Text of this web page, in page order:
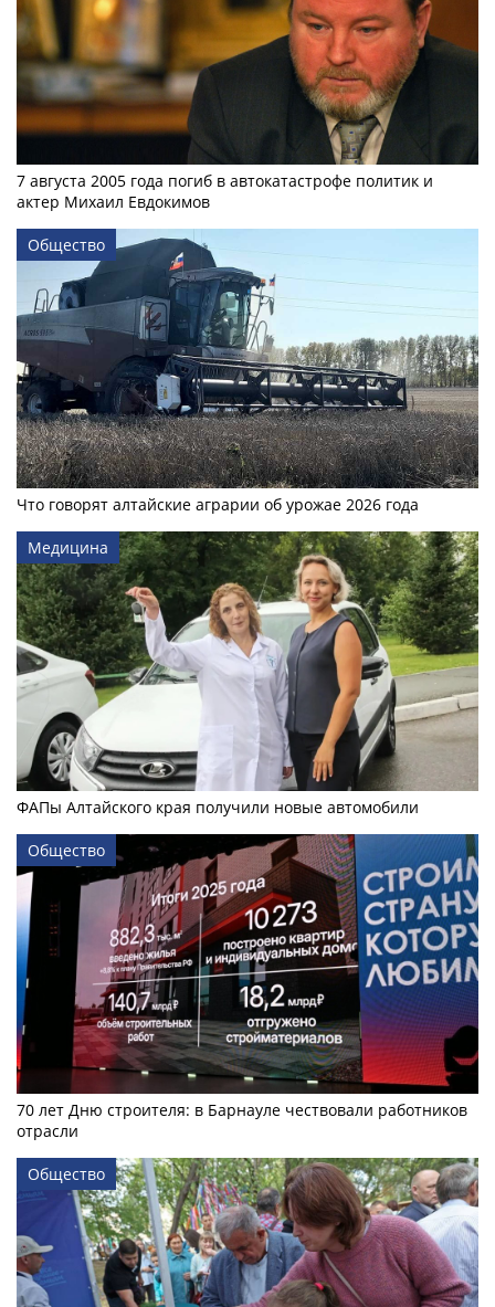
7 августа 2005 года погиб в автокатастрофе политик и
актер Михаил Евдокимов
Общество
Что говорят алтайские аграрии об урожае 2026 года
Медицина
ФАПы Алтайского края получили новые автомобили
Общество
70 лет Дню строителя: в Барнауле чествовали работников
отрасли
Общество